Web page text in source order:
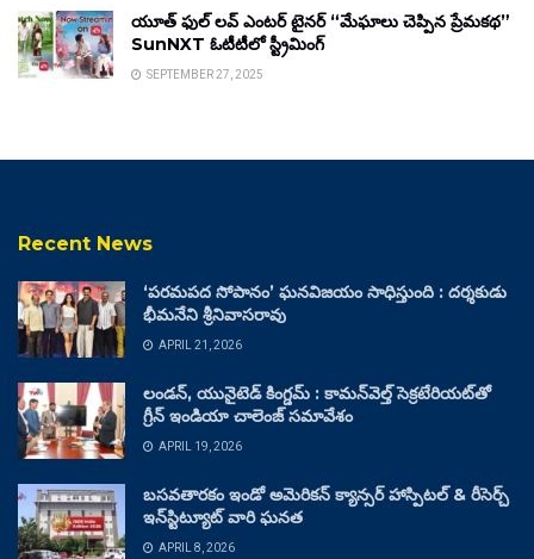
యూత్ ఫుల్ లవ్ ఎంటర్ టైనర్ “మేఘాలు చెప్పిన ప్రేమకథ”
SunNXT ఓటీటీలో స్ట్రీమింగ్
SEPTEMBER 27, 2025
Recent News
‘పరమపద సోపానం’ ఘనవిజయం సాధిస్తుంది : దర్శకుడు
భీమనేని శ్రీనివాసరావు
APRIL 21, 2026
లండన్, యునైటెడ్ కింగ్డమ్ : కామన్‌వెల్త్ సెక్రటేరియట్‌తో
గ్రీన్ ఇండియా చాలెంజ్ సమావేశం
APRIL 19, 2026
బసవతారకం ఇండో అమెరికన్ క్యాన్సర్ హాస్పిటల్ & రీసెర్చ్
ఇన్‌స్టిట్యూట్ వారి ఘనత
APRIL 8, 2026